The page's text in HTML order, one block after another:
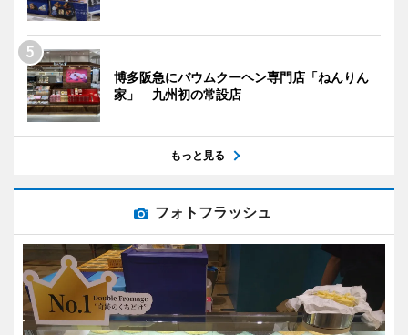
博多阪急にバウムクーヘン専門店「ねんりん
家」 九州初の常設店
もっと見る
フォトフラッシュ